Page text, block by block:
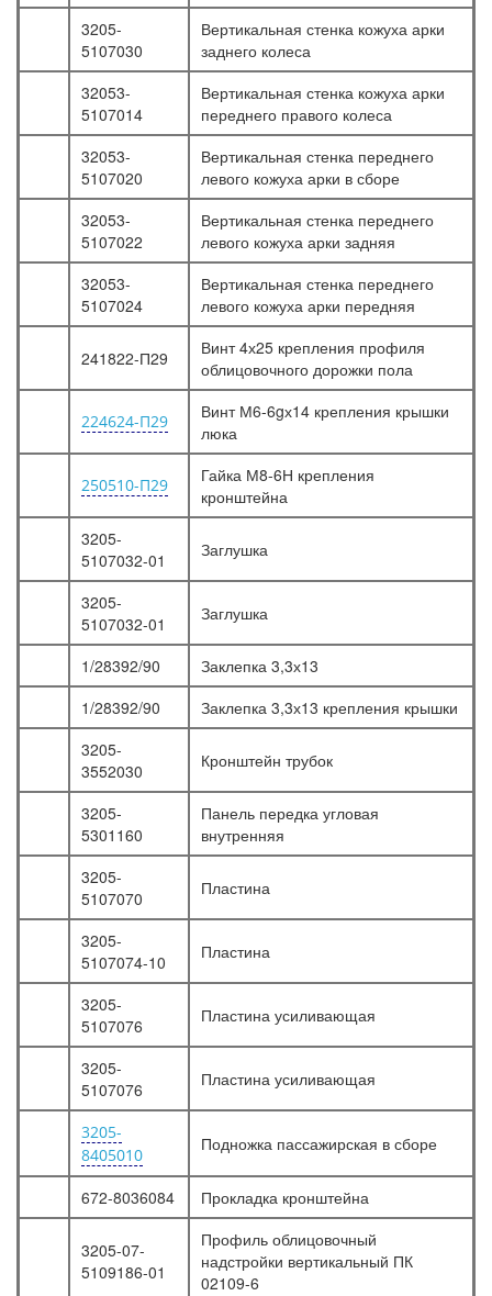
3205-
5107030
Вертикальная стенка кожуха арки
заднего колеса
32053-
5107014
Вертикальная стенка кожуха арки
переднего правого колеса
32053-
5107020
Вертикальная стенка переднего
левого кожуха арки в сборе
32053-
5107022
Вертикальная стенка переднего
левого кожуха арки задняя
32053-
5107024
Вертикальная стенка переднего
левого кожуха арки передняя
241822-П29
Винт 4х25 крепления профиля
облицовочного дорожки пола
224624-П29
Винт М6-6gх14 крепления крышки
люка
250510-П29
Гайка М8-6Н крепления
кронштейна
3205-
5107032-01
Заглушка
3205-
5107032-01
Заглушка
1/28392/90
Заклепка 3,3х13
1/28392/90
Заклепка 3,3х13 крепления крышки
3205-
3552030
Кронштейн трубок
3205-
5301160
Панель передка угловая
внутренняя
3205-
5107070
Пластина
3205-
5107074-10
Пластина
3205-
5107076
Пластина усиливающая
3205-
5107076
Пластина усиливающая
3205-
8405010
Подножка пассажирская в сборе
672-8036084 Прокладка кронштейна
3205-07-
5109186-01
Профиль облицовочный
надстройки вертикальный ПК
02109-6